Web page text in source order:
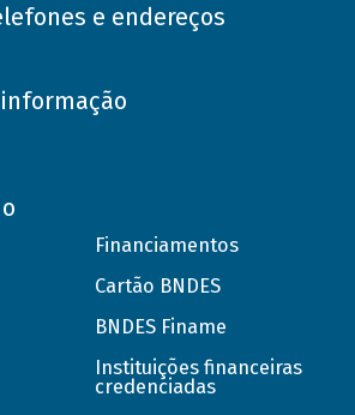
e endereços
Financiamentos
Cartão BNDES
BNDES Finame
Instituições financeiras
credenciadas